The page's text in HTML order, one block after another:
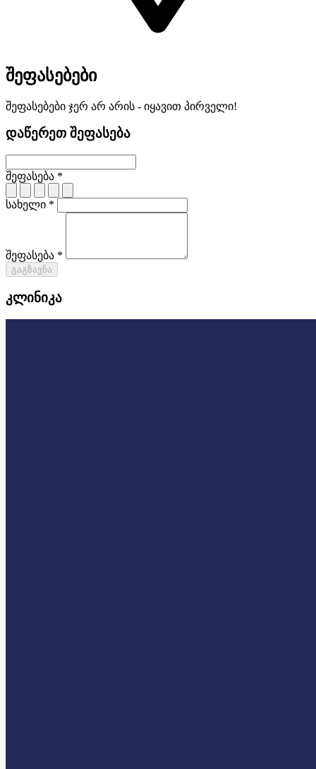
შეფასებები
შეფასებები ჯერ არ არის - იყავით პირველი!
დაწერეთ შეფასება
შეფასება *
სახელი *
შეფასება *
გაგზავნა
კლინიკა